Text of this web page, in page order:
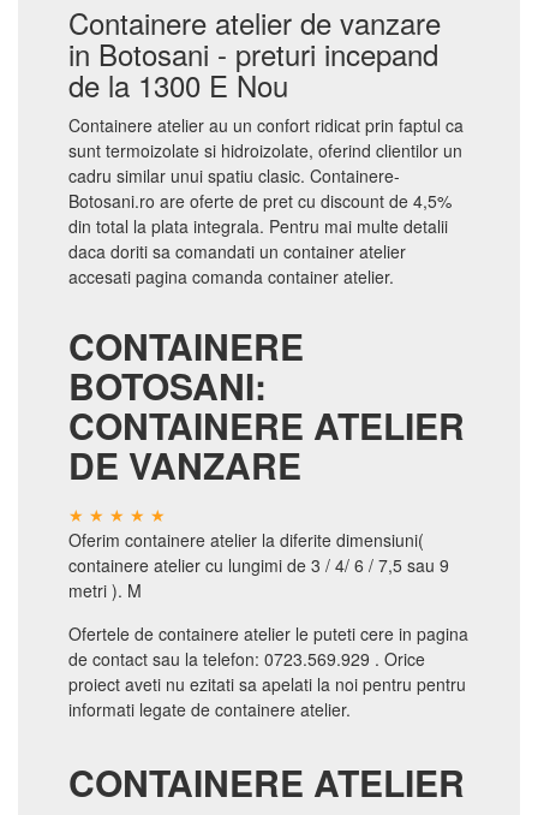
Containere atelier de vanzare
in Botosani - preturi incepand
de la 1300 E Nou
Containere atelier au un confort ridicat prin faptul ca
sunt termoizolate si hidroizolate, oferind clientilor un
cadru similar unui spatiu clasic. Containere-
Botosani.ro are oferte de pret cu discount de 4,5%
din total la plata integrala. Pentru mai multe detalii
daca doriti sa comandati un container atelier
accesati pagina comanda container atelier.
CONTAINERE
BOTOSANI:
CONTAINERE ATELIER
DE VANZARE
Oferim containere atelier la diferite dimensiuni(
containere atelier cu lungimi de 3 / 4/ 6 / 7,5 sau 9
metri ). M
Ofertele de containere atelier le puteti cere in pagina
de contact sau la telefon: 0723.569.929 . Orice
proiect aveti nu ezitati sa apelati la noi pentru pentru
informati legate de containere atelier.
CONTAINERE ATELIER